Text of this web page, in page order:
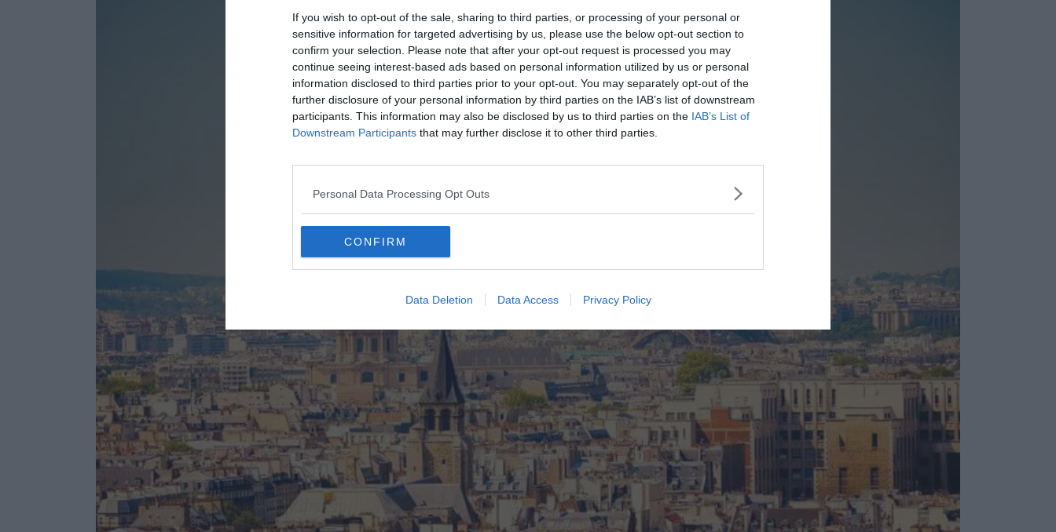
If you wish to opt-out of the sale, sharing to third parties, or processing of your personal or
sensitive information for targeted advertising by us, please use the below opt-out section to
confirm your selection. Please note that after your opt-out request is processed you may
continue seeing interest-based ads based on personal information utilized by us or personal
information disclosed to third parties prior to your opt-out. You may separately opt-out of the
further disclosure of your personal information by third parties on the IAB’s list of downstream
participants. This information may also be disclosed by us to third parties on the IAB’s List of
Downstream Participants that may further disclose it to other third parties.
Personal Data Processing Opt Outs
CONFIRM
Data Deletion Data Access Privacy Policy